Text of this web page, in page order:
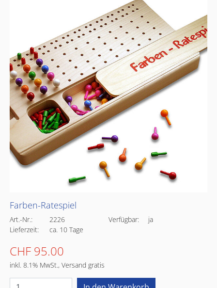
Farben-Ratespiel
Art.-Nr.: 2226 Verfügbar:
ja
Lieferzeit:
ca. 10 Tage
CHF 95.00
inkl. 8.1% MwSt., Versand gratis